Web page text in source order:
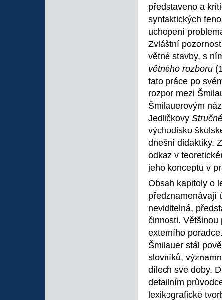
představeno a
syntaktických
uchopení
Zvláštní
větné stavby, s
větného rozboru
tato práce po
rozpor mezi
Šmilauerovým
Jedličkovy
východisko
dnešní didaktiky.
odkaz v
jeho konceptu v
Obsah kapitoly o
předznamenávají
neviditelná,
činnosti. Většinou
externího
Šmilauer stál
slovníků,
dílech své doby.
detailním
lexikografické